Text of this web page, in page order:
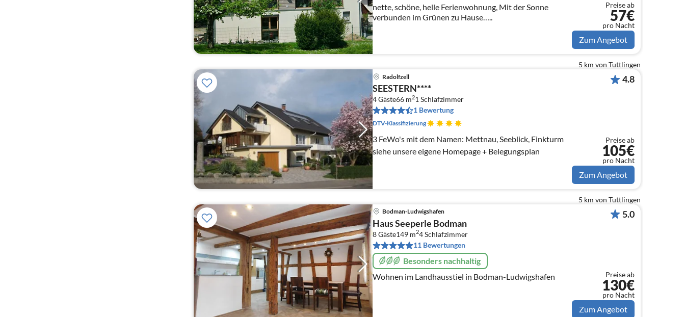
nette, schöne, helle Ferienwohnung, Mit der Sonne
verbunden im Grünen zu Hause…..
Preise ab
57€
pro Nacht
Zum Angebot
5 km von Tuttlingen
Radolfzell
SEESTERN****
4 Gäste66 m21Schlafzimmer
1 Bewertung
DTV-Klassifizierung
3 FeWo's mit dem Namen: Mettnau, Seeblick, Finkturm
siehe unsere eigene Homepage + Belegungsplan
4.8
Preise ab
105€
pro Nacht
Zum Angebot
5 km von Tuttlingen
Bodman-Ludwigshafen
Haus Seeperle Bodman
8 Gäste149 m24Schlafzimmer
11 Bewertungen
Besonders nachhaltig
Wohnen im Landhausstiel in Bodman-Ludwigshafen
5.0
Preise ab
130€
pro Nacht
Zum Angebot